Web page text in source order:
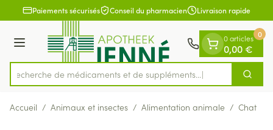
Aller au contenu
1 de 1
Paiements sécurisés Conseil du pharmacien Livraison rapide
Menu
Rechercher
Recherche de médicaments e
0 articles
0,00 €
0
Accueil / Animaux et insectes / Alimentation animale / Chat